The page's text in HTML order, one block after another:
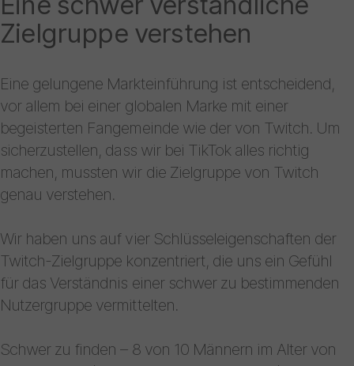
Zielgruppe verstehen
Eine gelungene Markteinführung ist entscheidend,
vor allem bei einer globalen Marke mit einer
begeisterten Fangemeinde wie der von Twitch. Um
sicherzustellen, dass wir bei TikTok alles richtig
machen, mussten wir die Zielgruppe von Twitch
genau verstehen.
Wir haben uns auf vier Schlüsseleigenschaften der
Twitch-Zielgruppe konzentriert, die uns ein Gefühl
für das Verständnis einer schwer zu bestimmenden
Nutzergruppe vermittelten.
Schwer zu finden – 8 von 10 Männern im Alter von